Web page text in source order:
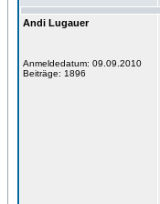
Andi Lugauer
Anmeldedatum: 09.09.2010
Beiträge: 1896